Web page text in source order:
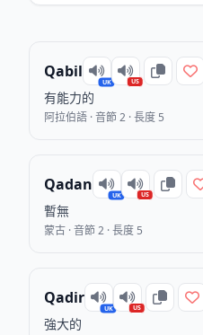
Qabil
UK US
有能力的
阿拉伯語 · 音節 2 · 長度 5
Qadan
UK US
暫無
蒙古 · 音節 2 · 長度 5
Qadir
UK US
強大的